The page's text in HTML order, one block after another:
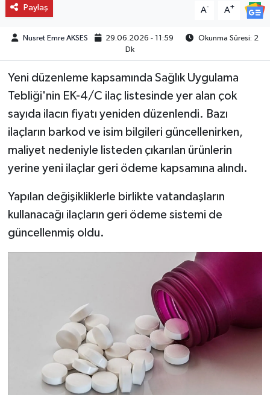
Paylaş A- A+
Nusret Emre AKSES 29.06.2026 - 11:59
Okunma Süresi: 2
Dk
Yeni düzenleme kapsamında Sağlık Uygulama
Tebliği'nin EK-4/C ilaç listesinde yer alan çok
sayıda ilacın fiyatı yeniden düzenlendi. Bazı
ilaçların barkod ve isim bilgileri güncellenirken,
maliyet nedeniyle listeden çıkarılan ürünlerin
yerine yeni ilaçlar geri ödeme kapsamına alındı.
Yapılan değişikliklerle birlikte vatandaşların
kullanacağı ilaçların geri ödeme sistemi de
güncellenmiş oldu.